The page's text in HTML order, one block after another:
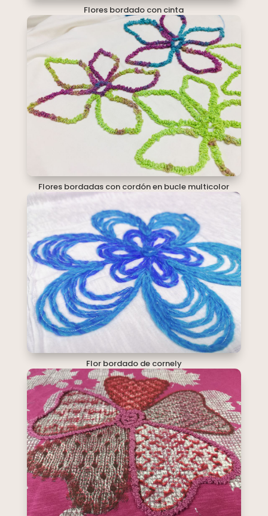
Flores bordado con cinta
Flores bordadas con cordón en bucle multicolor
Flor bordado de cornely